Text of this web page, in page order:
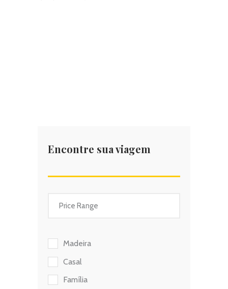
Encontre sua viagem
Madeira
Casal
Família